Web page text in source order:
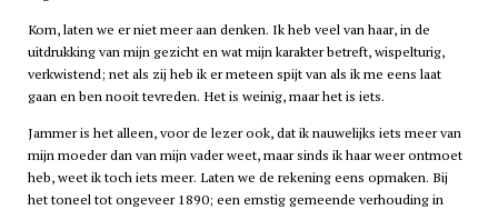
Kom, laten we er niet meer aan denken. Ik heb veel van haar, in de
uitdrukking van mijn gezicht en wat mijn karakter betreft, wispelturig,
verkwistend; net als zij heb ik er meteen spijt van als ik me eens laat
gaan en ben nooit tevreden. Het is weinig, maar het is iets.
Jammer is het alleen, voor de lezer ook, dat ik nauwelijks iets meer van
mijn moeder dan van mijn vader weet, maar sinds ik haar weer ontmoet
heb, weet ik toch iets meer. Laten we de rekening eens opmaken. Bij
het toneel tot ongeveer 1890; een ernstig gemeende verhouding in